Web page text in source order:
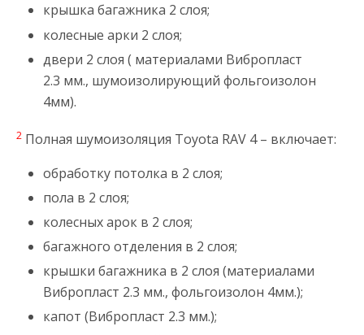
крышка багажника 2 слоя;
колесные арки 2 слоя;
двери 2 слоя ( материалами Вибропласт
2.3 мм., шумоизолирующий фольгоизолон
4мм).
2 Полная шумоизоляция Toyota RAV 4 – включает:
обработку потолка в 2 слоя;
пола в 2 слоя;
колесных арок в 2 слоя;
багажного отделения в 2 слоя;
крышки багажника в 2 слоя (материалами
Вибропласт 2.3 мм., фольгоизолон 4мм.);
капот (Вибропласт 2.3 мм.);